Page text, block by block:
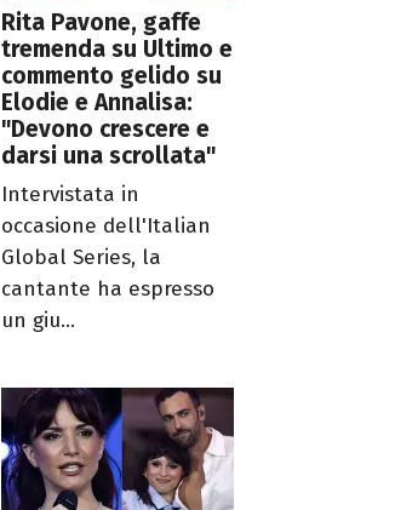
Rita Pavone, gaffe
tremenda su Ultimo e
commento gelido su
Elodie e Annalisa:
"Devono crescere e
darsi una scrollata"
Intervistata in
occasione dell'Italian
Global Series, la
cantante ha espresso
un giu...